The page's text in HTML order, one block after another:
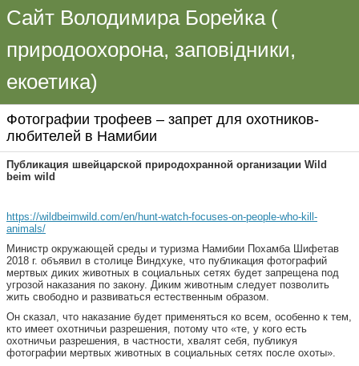
Сайт Володимира Борейка (
природоохорона, заповідники,
екоетика)
Фотографии трофеев – запрет для охотников-
любителей в Намибии
Публикация швейцарской природохранной организации Wild
beim wild
https://wildbeimwild.com/en/hunt-watch-focuses-on-people-who-kill-
animals/
Министр окружающей среды и туризма Намибии Похамба Шифетав
2018 г. объявил в столице Виндхуке, что публикация фотографий
мертвых диких животных в социальных сетях будет запрещена под
угрозой наказания по закону. Диким животным следует позволить
жить свободно и развиваться естественным образом.
Он сказал, что наказание будет применяться ко всем, особенно к тем,
кто имеет охотничьи разрешения, потому что «те, у кого есть
охотничьи разрешения, в частности, хвалят себя, публикуя
фотографии мертвых животных в социальных сетях после охоты».